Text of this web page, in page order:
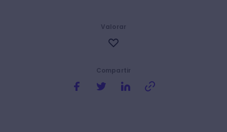
Compartir
Valorar